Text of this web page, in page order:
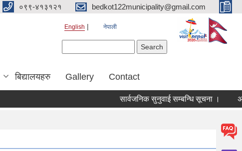
०९९-४१३१२१ bedkot122municipality@gmail.com
English नेपाली
बिद्यालयहरु Gallery Contact
सार्वजनिक सुनुवाई सम्बन्धि सूचना ।